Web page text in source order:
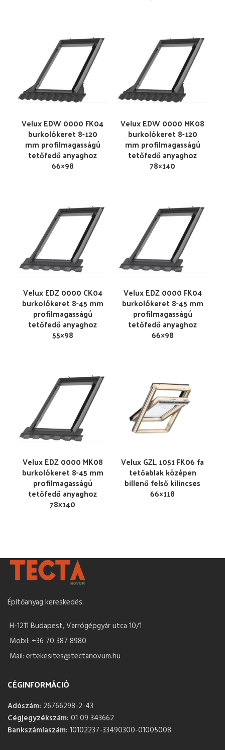
Velux EDW 0000 FK04
burkolókeret 8-120
mm profilmagasságú
tetőfedő anyaghoz
66×98
Velux EDW 0000 MK08
burkolókeret 8-120
mm profilmagasságú
tetőfedő anyaghoz
78×140
Velux EDZ 0000 CK04
burkolókeret 8-45 mm
profilmagasságú
tetőfedő anyaghoz
55×98
Velux EDZ 0000 FK04
burkolókeret 8-45 mm
profilmagasságú
tetőfedő anyaghoz
66×98
Velux EDZ 0000 MK08
burkolókeret 8-45 mm
profilmagasságú
tetőfedő anyaghoz
78×140
Velux GZL 1051 FK06 fa
tetőablak középen
billenő felső kilincses
66×118
Építőanyag kereskedés.
H-1211 Budapest, Varrógépgyár utca 10/1
Mobil: +36 70 387 8980
Mail: ertekesites@tectanovum.hu
CÉGINFORMÁCIÓ
Adószám: 26766298-2-43
Cégjegyzékszám: 01 09 343662
Bankszámlaszám: 10102237-33490300-01005008